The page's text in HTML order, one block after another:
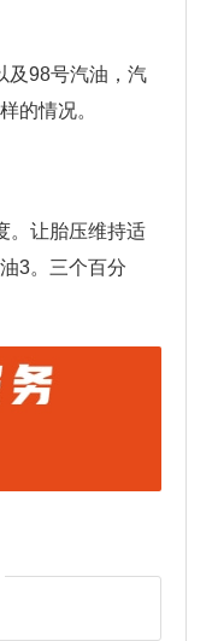
及98号汽油，汽
的情况。
。让胎压维持适
3。三个百分